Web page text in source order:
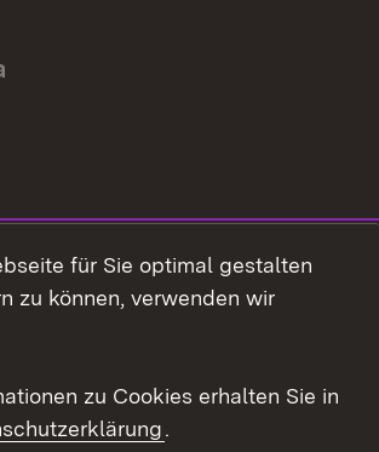
Datenschutz
für Sie optimal gestalten
zu können, verwenden wir
zu Cookies erhalten Sie in
.